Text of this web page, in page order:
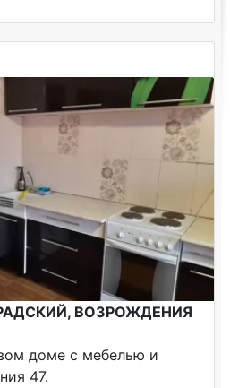
ВОЗРОЖДЕНИЯ
доме с мебелью и
47.